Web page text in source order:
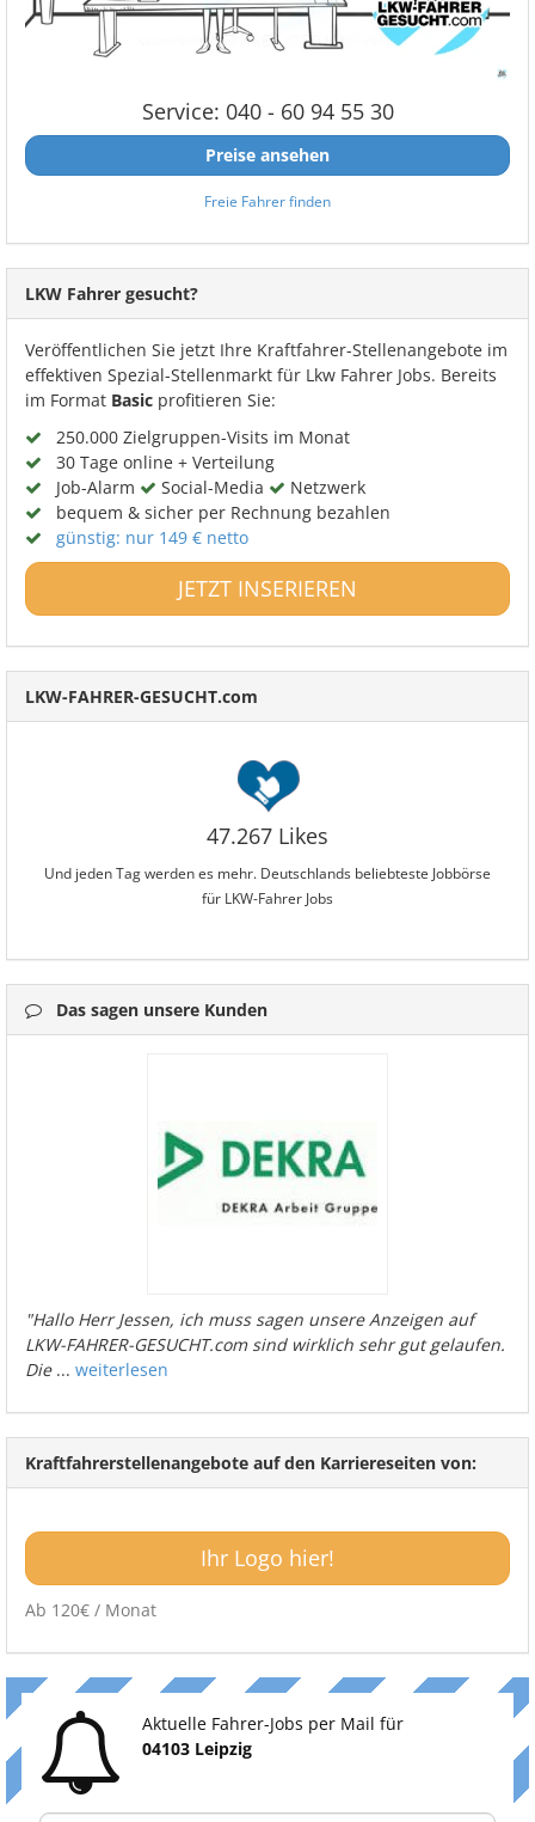
Service: 040 - 60 94 55 30
Preise ansehen
Freie Fahrer finden
LKW Fahrer gesucht?
Veröffentlichen Sie jetzt Ihre Kraftfahrer-Stellenangebote im
effektiven Spezial-Stellenmarkt für Lkw Fahrer Jobs. Bereits
im Format Basic profitieren Sie:
250.000 Zielgruppen-Visits im Monat
30 Tage online + Verteilung
Job-Alarm
Social-Media
Netzwerk
bequem & sicher per Rechnung bezahlen
günstig: nur 149 € netto
JETZT INSERIEREN
LKW-FAHRER-GESUCHT.com
47.267 Likes
Und jeden Tag werden es mehr. Deutschlands beliebteste Jobbörse
für LKW-Fahrer Jobs
Das sagen unsere Kunden
"Hallo Herr Jessen, ich muss sagen unsere Anzeigen auf
LKW-FAHRER-GESUCHT.com sind wirklich sehr gut gelaufen.
Die... weiterlesen
Kraftfahrerstellenangebote auf den Karriereseiten von:
Ihr Logo hier!
Ab 120€ / Monat
Aktuelle Fahrer-Jobs per Mail für
04103 Leipzig